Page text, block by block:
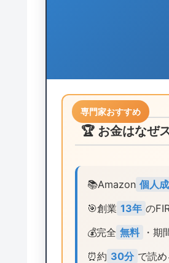
🏆 お金はなぜ
専門家おすすめ
📚Amazon 個人
🎯創業 13年 の
💰完全 無料
・期
⏰約 30分 で読